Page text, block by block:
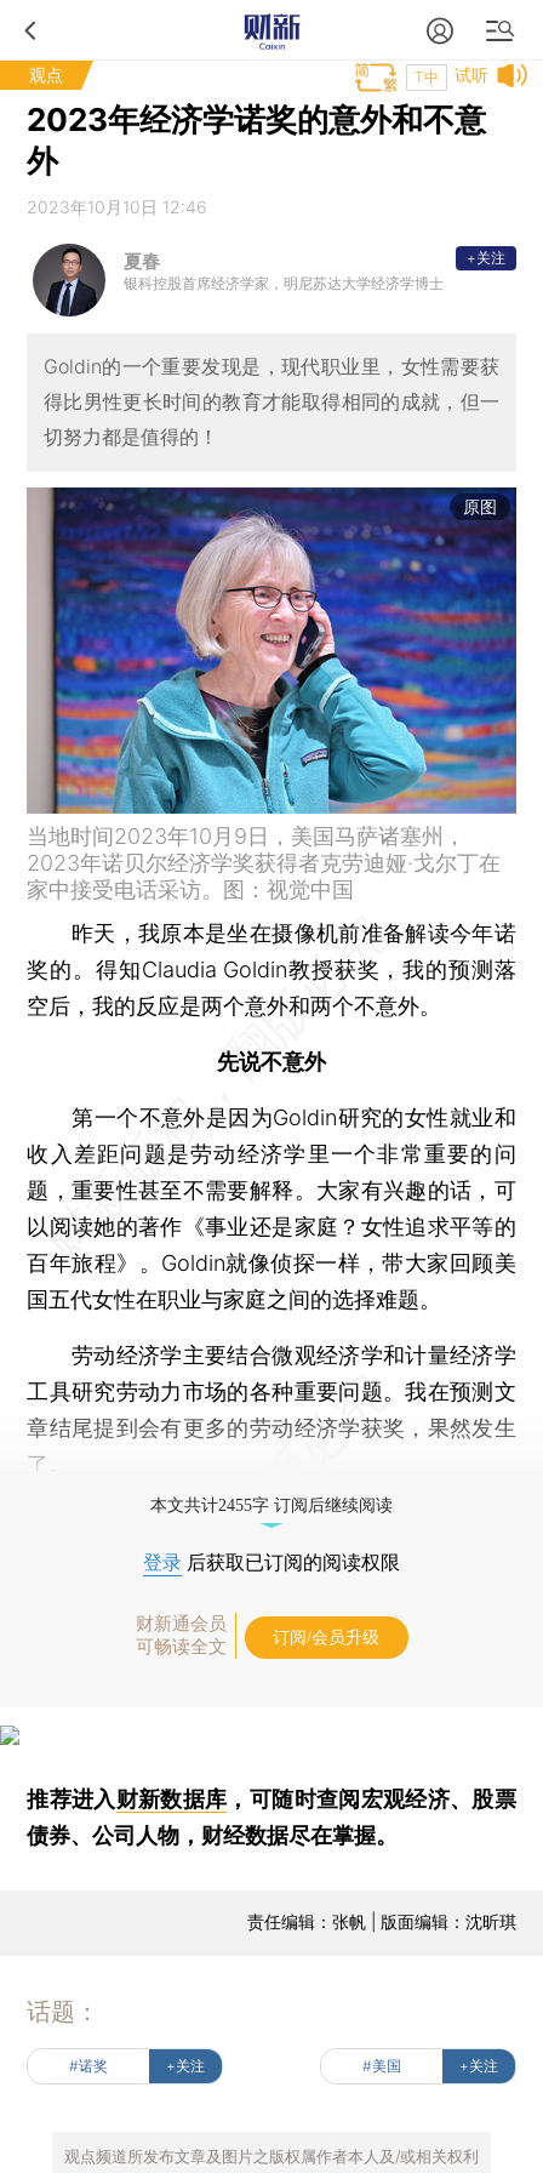
观点 试听
T中
2023年经济学诺奖的意外和不意
外
2023年10月10日 12:46
夏春
银科控股首席经济学家，明尼苏达大学经济学博士
+关注
Goldin的一个重要发现是，现代职业里，女性需要获
得比男性更长时间的教育才能取得相同的成就，但一
切努力都是值得的！
原图
当地时间2023年10月9日，美国马萨诸塞州，
2023年诺贝尔经济学奖获得者克劳迪娅·戈尔丁在
家中接受电话采访。图：视觉中国
昨天，我原本是坐在摄像机前准备解读今年诺
奖的。得知Claudia Goldin教授获奖，我的预测落
空后，我的反应是两个意外和两个不意外。
先说不意外
第一个不意外是因为Goldin研究的女性就业和
收入差距问题是劳动经济学里一个非常重要的问
题，重要性甚至不需要解释。大家有兴趣的话，可
以阅读她的著作《事业还是家庭？女性追求平等的
百年旅程》。Goldin就像侦探一样，带大家回顾美
国五代女性在职业与家庭之间的选择难题。
劳动经济学主要结合微观经济学和计量经济学
工具研究劳动力市场的各种重要问题。我在预测文
章结尾提到会有更多的劳动经济学获奖，果然发生
了。
本文共计2455字 订阅后继续阅读
登录 后获取已订阅的阅读权限
财新通会员
可畅读全文
订阅/会员升级
推荐进入财新数据库 ，可随时查阅宏观经济、股票
债券、公司人物，财经数据尽在掌握。
责任编辑：张帆 | 版面编辑：沈昕琪
话题：
#诺奖 +关注 #美国 +关注
观点频道所发布文章及图片之版权属作者本人及/或相关权利